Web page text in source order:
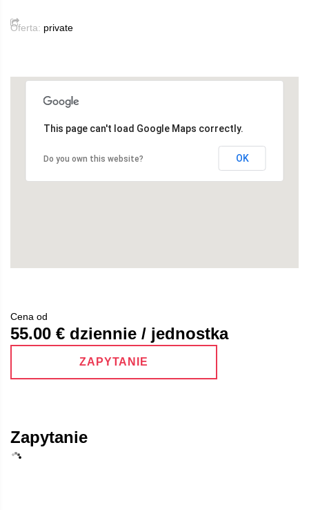
Oferta: private
This page can't load Google Maps correctly.
Do you own this website? OK
Cena od
55.00 € dziennie / jednostka
ZAPYTANIE
Zapytanie